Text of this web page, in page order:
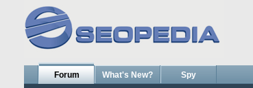
Forum What's New? Spy